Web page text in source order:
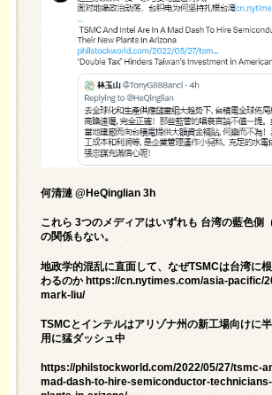
何清漣 @HeQinglian 3h
これら 3つのメディアはいずれも 台湾の藍色側
の関係もない。
地政学的混乱に直面して、なぜTSMCは台湾に
わるのか https://cn.nytimes.com/asia-pacific/
mark-liu/
TSMCとインテルはアリゾナ州の新工場向けに
用に猛ダッシュ中
https://philstockworld.com/2022/05/27/tsmc-
mad-dash-to-hire-semiconductor-